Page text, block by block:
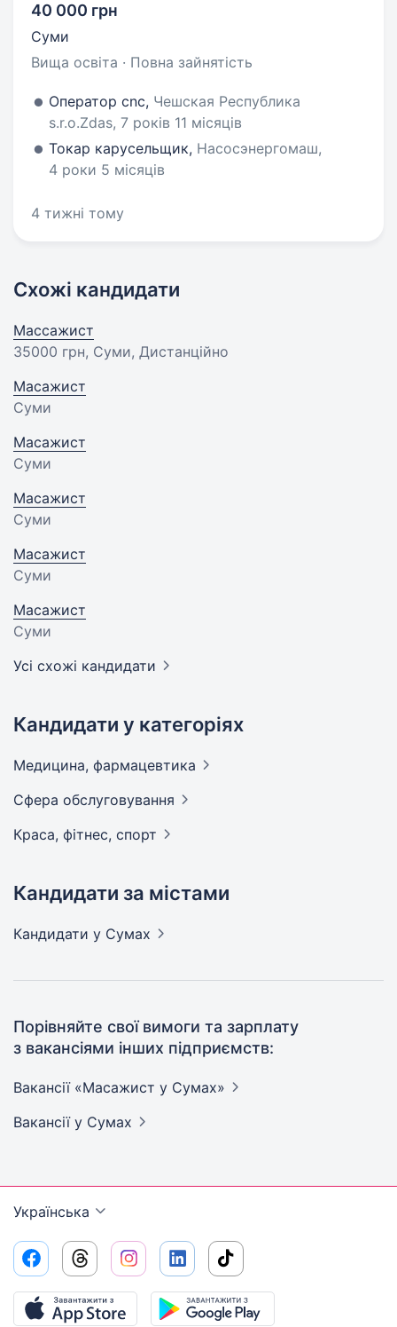
40 000 грн
Суми
Вища освіта · Повна зайнятість
Оператор cnc, Чешская Республика
s.r.o.Zdas, 7 років 11 місяців
Токар карусельщик, Насосэнергомаш,
4 роки 5 місяців
4 тижні тому
Схожі кандидати
Массажист
35000 грн, Суми, Дистанційно
Масажист
Суми
Масажист
Суми
Масажист
Суми
Масажист
Суми
Масажист
Суми
Усі схожі кандидати
Кандидати у категоріях
Медицина, фармацевтика
Сфера обслуговування
Краса, фітнес, спорт
Кандидати за містами
Кандидати у Сумах
Порівняйте свої вимоги та зарплату
з вакансіями інших підприємств:
Вакансії «Масажист у Сумах»
Вакансії у Сумах
Українська